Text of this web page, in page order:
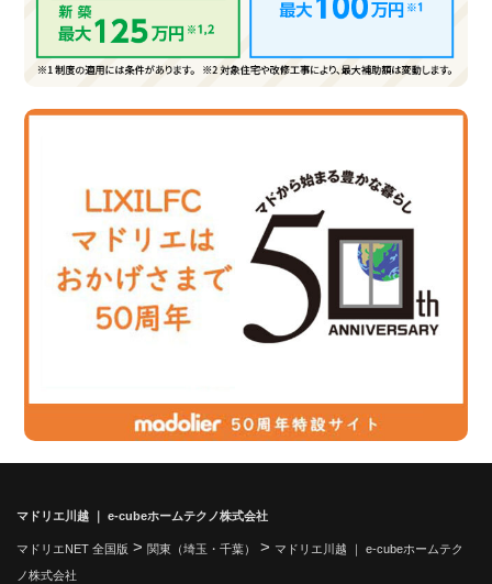
マドリエ川越 ｜ e-cubeホームテクノ株式会社
マドリエNET 全国版 > 関東（埼玉・千葉） > マドリエ川越 ｜ e-cubeホームテク
ノ株式会社